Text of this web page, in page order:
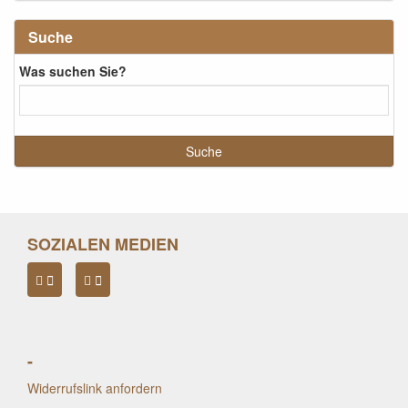
Suche
Was suchen Sie?
SOZIALEN MEDIEN
-
Widerrufslink anfordern